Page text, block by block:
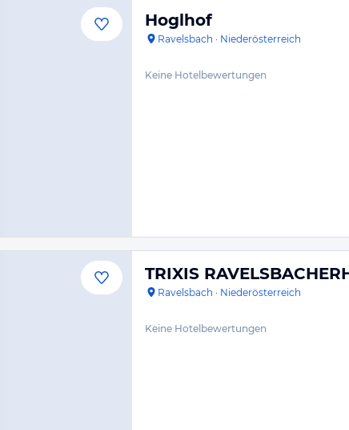
Hoglhof
Ravelsbach · Niederösterreich
Keine Hotelbewertungen
TRIXIS
Ravelsbach · Niederösterreich
Keine Hotelbewertungen